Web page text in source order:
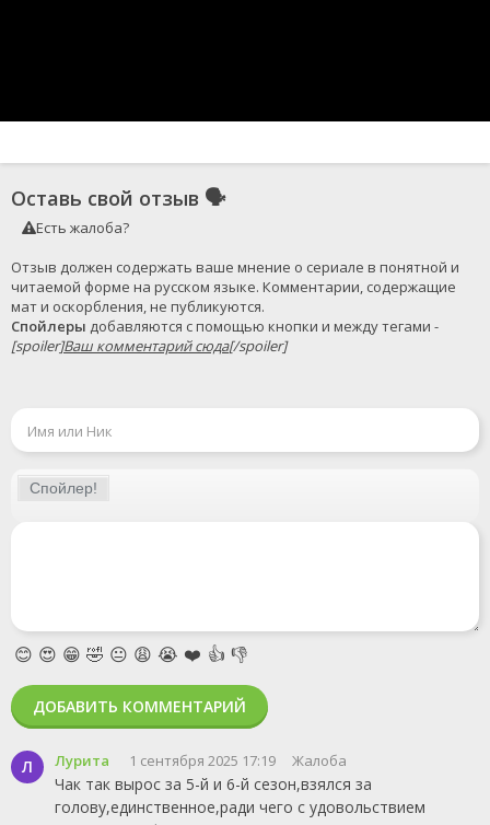
Оставь свой отзыв 🗣
Есть жалоба?
Отзыв должен содержать ваше мнение о сериале в понятной и
читаемой форме на русском языке. Комментарии, содержащие
Спойлеры добавляются с помощью кнопки и между тегами -
[spoiler]Ваш комментарий сюда[/spoiler]
Л Лурита 1 сентября 2025 17:19 Жалоба
Чак так вырос за 5-й и 6-й сезон,взялся за
голову,единственное,ради чего с удовольствием
😊 😍 😁 🤣 😐 😩 😭 ❤️ 👍 👎
ДОБАВИТЬ КОММЕНТАРИЙ